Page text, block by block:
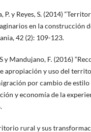
P. y Reyes, S. (2014)
en la construcción
42 (2): 109-123.
y Mandujano, F. (2016)
apropiación y uso del
por cambio de estilo
y economía de la
rural y sus